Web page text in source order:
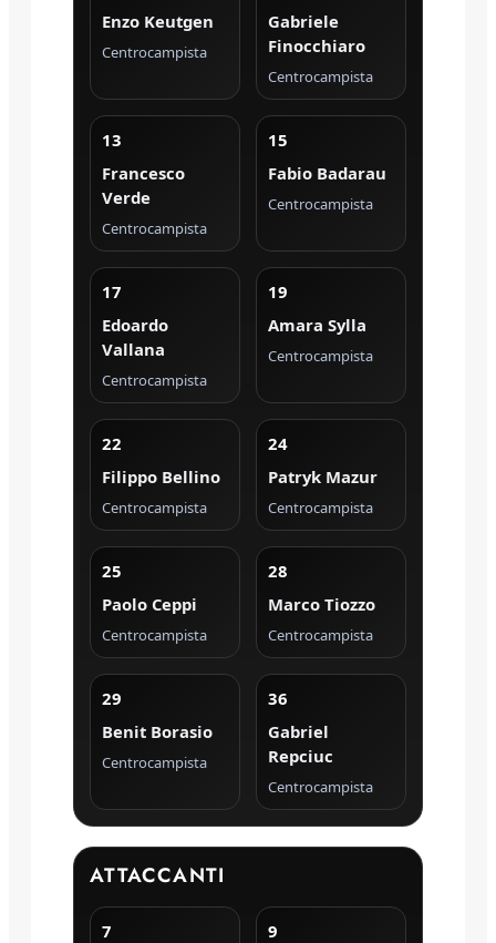
Enzo Keutgen
Centrocampista
Gabriele
Finocchiaro
Centrocampista
13
Francesco
Verde
Centrocampista
15
Fabio Badarau
Centrocampista
17
Edoardo
Vallana
Centrocampista
19
Amara Sylla
Centrocampista
22
Filippo Bellino
Centrocampista
24
Patryk Mazur
Centrocampista
25
Paolo Ceppi
Centrocampista
28
Marco Tiozzo
Centrocampista
29
Benit Borasio
Centrocampista
36
Gabriel
Repciuc
Centrocampista
ATTACCANTI
7
9